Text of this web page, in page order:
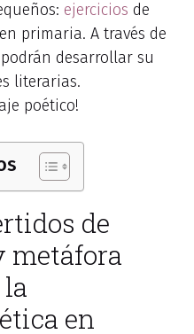
ejercicios de
primaria. A través de
desarrollar su
literarias.
poético!
de
metáfora
en